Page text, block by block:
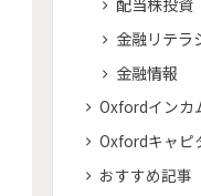
金融リテラ
金融情報
Oxfordインカ
Oxfordキャピ
おすすめ記事